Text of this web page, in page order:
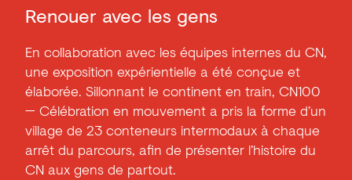
Renouer avec les gens
En collaboration avec les équipes internes du CN,
une exposition expérientielle a été conçue et
élaborée. Sillonnant le continent en train, CN100
— Célébration en mouvement a pris la forme d’un
village de 23 conteneurs intermodaux à chaque
arrêt du parcours, afin de présenter l’histoire du
CN aux gens de partout.